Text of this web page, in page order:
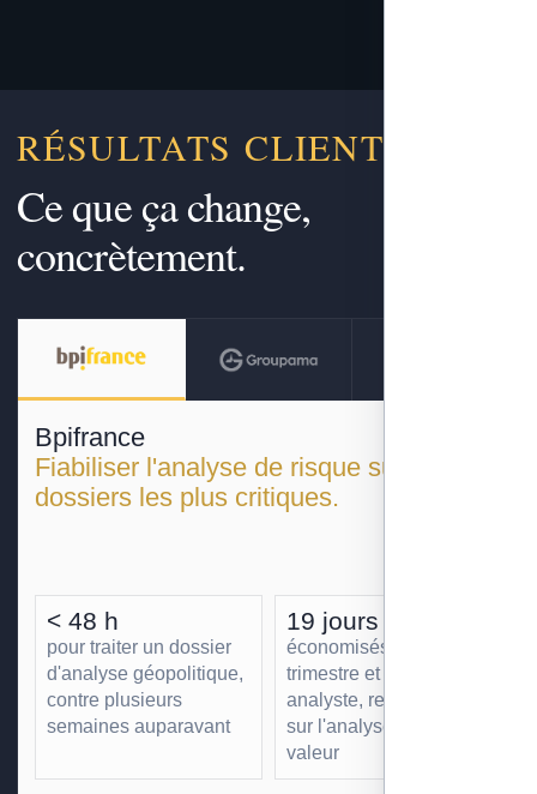
RÉSULTATS CLIENTS
Ce que ça change,
concrètement.
Bpifrance
Fiabiliser l'analyse de risque sur les
dossiers les plus critiques.
< 48 h
pour traiter un dossier
d'analyse géopolitique,
contre plusieurs
semaines auparavant
19 jours
économisés par
trimestre et par
analyste, redéployés
sur l'analyse à forte
valeur